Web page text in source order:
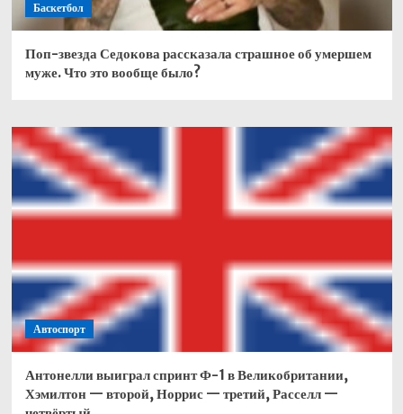
Баскетбол
Поп-звезда Седокова рассказала страшное об умершем
муже. Что это вообще было?
Автоспорт
Антонелли выиграл спринт Ф-1 в Великобритании,
Хэмилтон — второй, Норрис — третий, Расселл —